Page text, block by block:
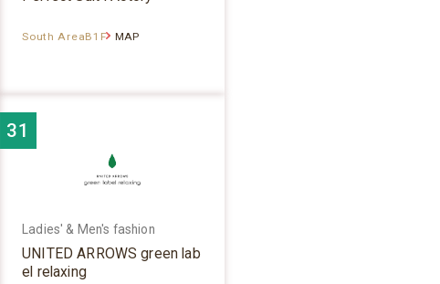
South AreaB1F MAP
31
Ladies' & Men's fashion
UNITED ARROWS green lab
el relaxing